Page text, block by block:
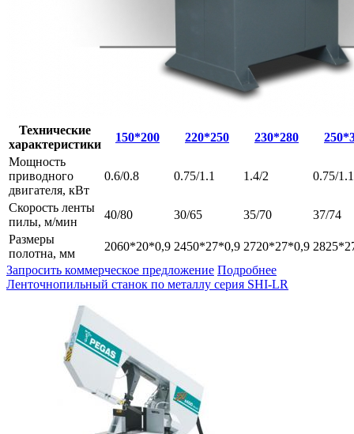
Технические
характеристики
150*200 220*250 230*280
Мощность
приводного
двигателя, кВт
0.6/0.8 0.75/1.1 1.4/2 0.75/1.1
Скорость ленты
пилы, м/мин
40/80 30/65 35/70
37/74
Размеры
полотна, мм
2060*20*0,9 2450*27*0,9 2720*27*0,9
Запросить коммерческое предложение Подробнее
Ленточнопильный станок по металлу серия SHI-LR